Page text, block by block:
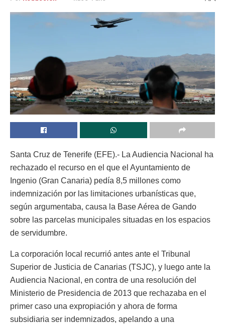
Santa Cruz de Tenerife (EFE).- La Audiencia Nacional ha
rechazado el recurso en el que el Ayuntamiento de
Ingenio (Gran Canaria) pedía 8,5 millones como
indemnización por las limitaciones urbanísticas que,
según argumentaba, causa la Base Aérea de Gando
sobre las parcelas municipales situadas en los espacios
de servidumbre.
La corporación local recurrió antes ante el Tribunal
Superior de Justicia de Canarias (TSJC), y luego ante la
Audiencia Nacional, en contra de una resolución del
Ministerio de Presidencia de 2013 que rechazaba en el
primer caso una expropiación y ahora de forma
subsidiaria ser indemnizados, apelando a una